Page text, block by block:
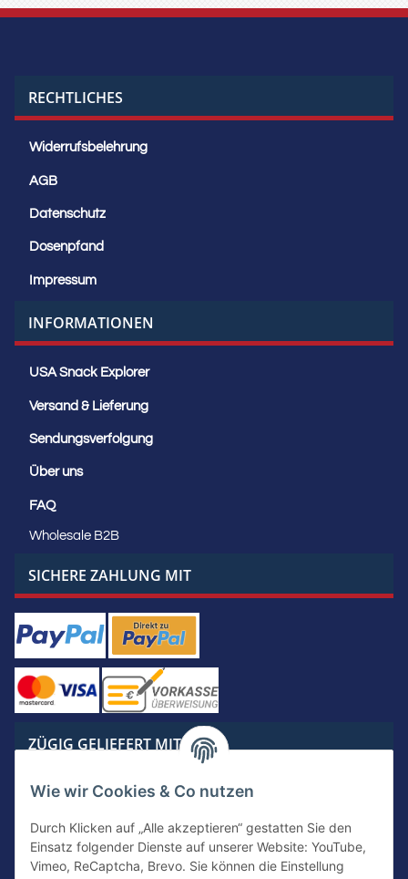
Wie wir Cookies & Co nutzen
Durch Klicken auf „Alle akzeptieren“ gestatten Sie den
Einsatz folgender Dienste auf unserer Website: YouTube,
Vimeo, ReCaptcha, Brevo. Sie können die Einstellung
RECHTLICHES
Widerrufsbelehrung
AGB
Datenschutz
Dosenpfand
Impressum
INFORMATIONEN
USA Snack Explorer
Versand & Lieferung
Sendungsverfolgung
Über uns
FAQ
Wholesale B2B
SICHERE ZAHLUNG MIT
ZÜGIG GELIEFERT MIT
KONTAKTIERE UNS